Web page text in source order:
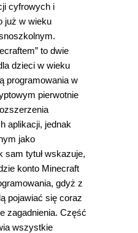
cyfrowych i
już w wieku
to dwie
dzieci w wieku
programowania w
pierwotnie
aplikacji, jednak
jako
tytuł wskazuje,
konto Minecraft
gdyż z
pojawiać się coraz
zagadnienia. Część
wszystkie